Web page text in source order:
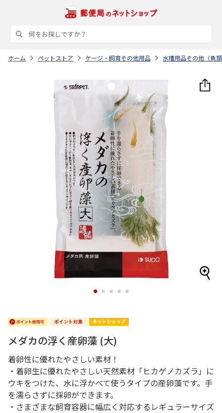
ホーム ペットストア ケージ・飼育その他用品 水槽用品その他（魚
1 2 3 4 5
メダカの浮く産卵藻 (大)
着卵性に優れたやさしい素材！
・着卵生に優れたやさしい天然素材「ヒカゲノカズラ」に
ウキをつけた、水に浮かべて使うタイプの産卵藻です。手
を濡らさずに採卵ができます。
・さまざまな飼育容器に幅広く対応するレギュラーサイズ